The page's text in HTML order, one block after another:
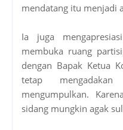
mendatang itu menjadi
Ia juga
membuka ruang
dengan Bapak Ketua
tetap
mengumpulkan.
sidang mungkin agak